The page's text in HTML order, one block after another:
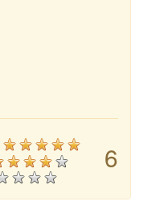
6